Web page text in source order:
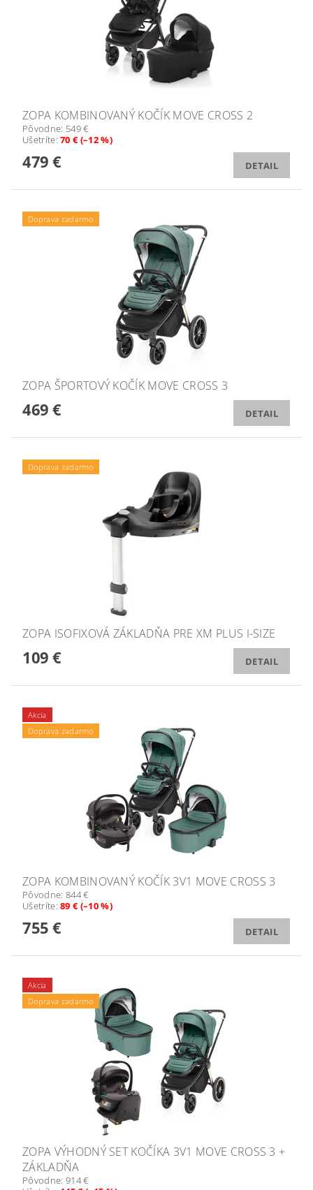
ZOPA KOMBINOVANÝ KOČÍK MOVE CROSS 2
Pôvodne: 549 €
Ušetríte:70 € (–12 %)
479 € DETAIL
Doprava zadarmo
ZOPA ŠPORTOVÝ KOČÍK MOVE CROSS 3
469 € DETAIL
Doprava zadarmo
ZOPA ISOFIXOVÁ ZÁKLADŇA PRE XM PLUS I-SIZE
109 € DETAIL
Akcia
Doprava zadarmo
ZOPA KOMBINOVANÝ KOČÍK 3V1 MOVE CROSS 3
Pôvodne: 844 €
Ušetríte:89 € (–10 %)
755 € DETAIL
Akcia
Doprava zadarmo
ZOPA VÝHODNÝ SET KOČÍKA 3V1 MOVE CROSS 3 +
ZÁKLADŇA
Pôvodne: 914 €